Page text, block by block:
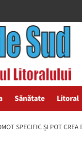
Sănătate Litoral
SPECIFIC ȘI POT